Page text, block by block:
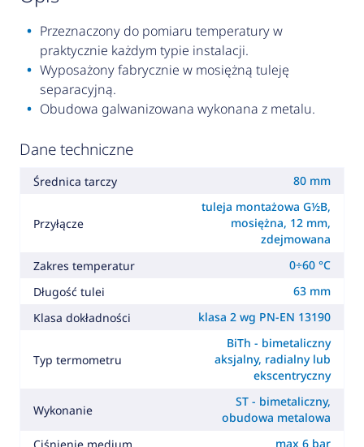
Przeznaczony do pomiaru temperatury w
praktycznie każdym typie instalacji.
Wyposażony fabrycznie w mosiężną tuleję
separacyjną.
Obudowa galwanizowana wykonana z metalu.
Dane techniczne
Średnica tarczy 80 mm
Przyłącze
tuleja montażowa G½B,
mosiężna, 12 mm,
zdejmowana
Zakres temperatur
0÷60 °C
Długość tulei
63 mm
Klasa dokładności
klasa 2 wg PN-EN 13190
Typ termometru
BiTh - bimetaliczny
aksjalny, radialny lub
ekscentryczny
Wykonanie
ST - bimetaliczny,
obudowa metalowa
Ciśnienie medium
max 6 bar